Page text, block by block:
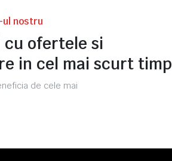
nostru
ofertele si
in cel mai scurt timp
de cele mai